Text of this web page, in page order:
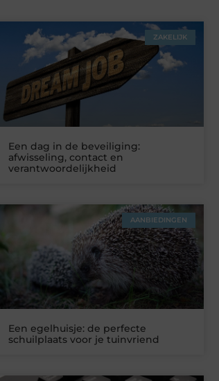
ZAKELIJK
Een dag in de beveiliging:
afwisseling, contact en
verantwoordelijkheid
AANBIEDINGEN
Een egelhuisje: de perfecte
schuilplaats voor je tuinvriend